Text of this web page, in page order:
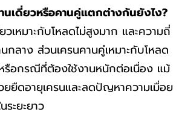
นเดี่ยวหรือคานคู่แตกต่างกันยังไง?
เหมาะกับโหลดไม่สูงมาก และความถี่
กลาง ส่วนเครนคานคู่เหมาะกับโหลด
รือกรณีที่ต้องใช้งานหนักต่อเนื่อง แม้
ยืดอายุเครนและลดปัญหาความเมื่อย
ระยะยาว